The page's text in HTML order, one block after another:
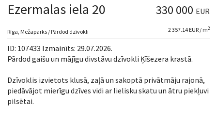
Meklēt īpašumu
Novērtēt īpašumu
Uzņēmums
Ezermalas iela 20 330 000 EUR
Rīga, Mežaparks / Pārdod dzīvokli 2 357.14 EUR / m2
ID: 107433 Izmainīts: 29.07.2026.
Pārdod gaišu un mājīgu divstāvu dzīvokli Ķīšezera krastā.
Dzīvoklis izvietots klusā, zaļā un sakoptā privātmāju rajonā,
piedāvājot mierīgu dzīves vidi ar lielisku skatu un ātru piekļuvi
pilsētai.